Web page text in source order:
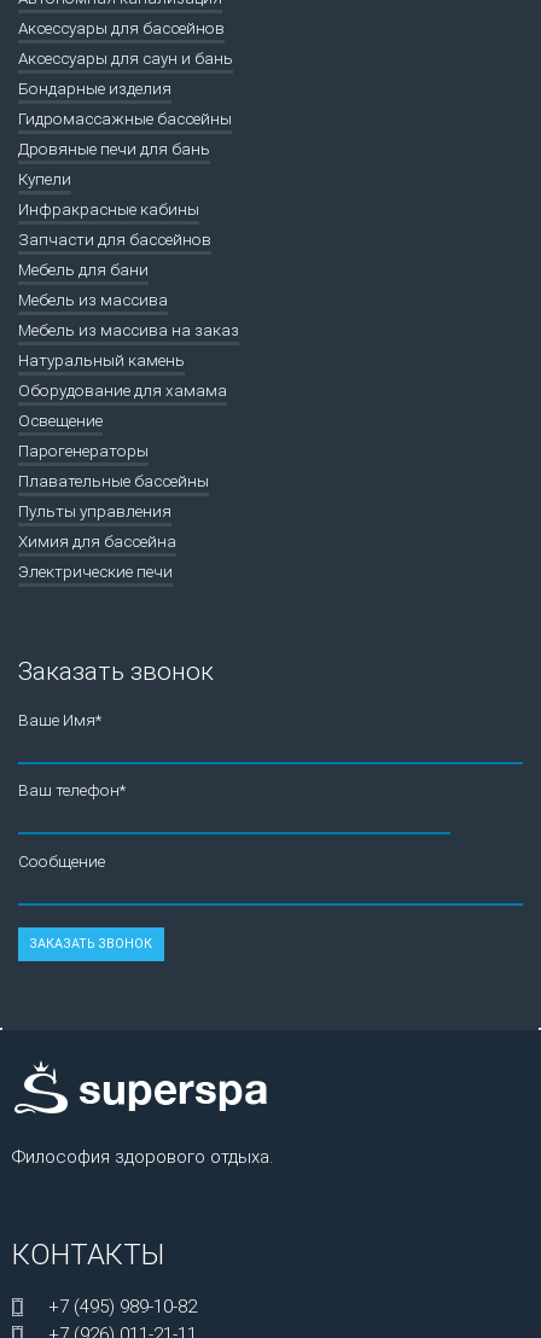
Аксессуары для бассейнов
Аксессуары для саун и бань
Бондарные изделия
Гидромассажные бассейны
Дровяные печи для бань
Купели
Инфракрасные кабины
Запчасти для бассейнов
Мебель для бани
Мебель из массива
Мебель из массива на заказ
Натуральный камень
Оборудование для хамама
Освещение
Парогенераторы
Плавательные бассейны
Пульты управления
Химия для бассейна
Электрические печи
Заказать звонок
Ваше Имя*
Ваш телефон*
Сообщение
Философия здорового отдыха.
КОНТАКТЫ
+7 (495) 989-10-82